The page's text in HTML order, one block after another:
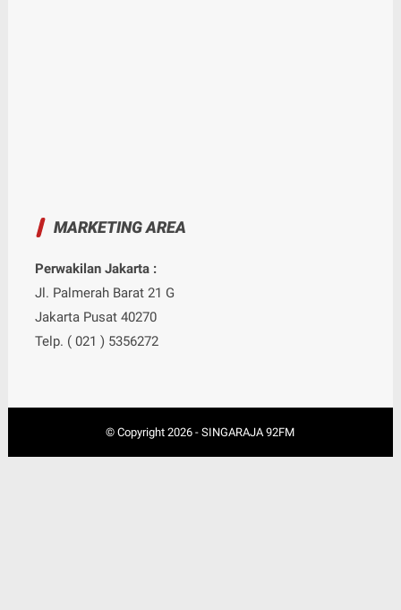
MARKETING AREA
Perwakilan Jakarta :
Jl. Palmerah Barat 21 G
Jakarta Pusat 40270
Telp. ( 021 ) 5356272
© Copyright2026 -SINGARAJA 92FM